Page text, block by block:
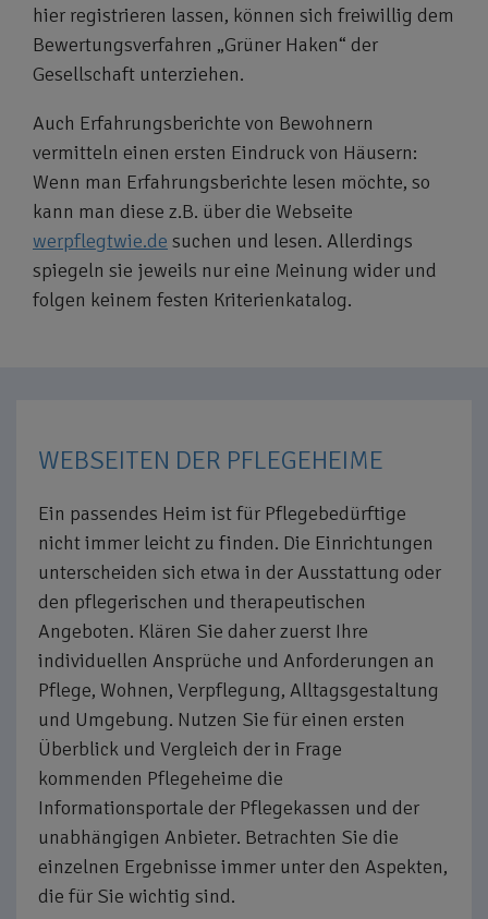
hier registrieren lassen, können sich freiwillig dem
Bewertungsverfahren „Grüner Haken“ der
Gesellschaft unterziehen.
Auch Erfahrungsberichte von Bewohnern
vermitteln einen ersten Eindruck von Häusern:
Wenn man Erfahrungsberichte lesen möchte, so
kann man diese z.B. über die Webseite
werpflegtwie.de suchen und lesen. Allerdings
spiegeln sie jeweils nur eine Meinung wider und
folgen keinem festen Kriterienkatalog.
WEBSEITEN DER PFLEGEHEIME
Ein passendes Heim ist für Pflegebedürftige
nicht immer leicht zu finden. Die Einrichtungen
unterscheiden sich etwa in der Ausstattung oder
den pflegerischen und therapeutischen
Angeboten. Klären Sie daher zuerst Ihre
individuellen Ansprüche und Anforderungen an
Pflege, Wohnen, Verpflegung, Alltagsgestaltung
und Umgebung. Nutzen Sie für einen ersten
Überblick und Vergleich der in Frage
kommenden Pflegeheime die
Informationsportale der Pflegekassen und der
unabhängigen Anbieter. Betrachten Sie die
einzelnen Ergebnisse immer unter den Aspekten,
die für Sie wichtig sind.